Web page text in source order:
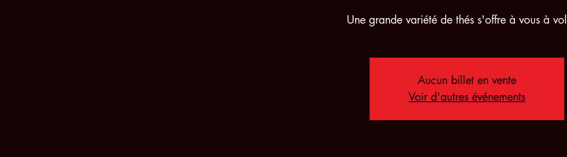
Une grande variété de thés s'offre à vous à
Aucun billet en vente
Voir d'autres événements